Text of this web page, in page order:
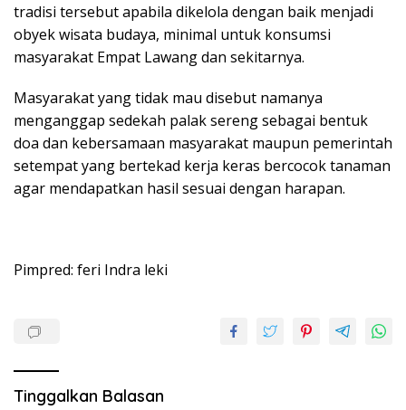
tradisi tersebut apabila dikelola dengan baik menjadi
obyek wisata budaya, minimal untuk konsumsi
masyarakat Empat Lawang dan sekitarnya.
Masyarakat yang tidak mau disebut namanya
menganggap sedekah palak sereng sebagai bentuk
doa dan kebersamaan masyarakat maupun pemerintah
setempat yang bertekad kerja keras bercocok tanaman
agar mendapatkan hasil sesuai dengan harapan.
Pimpred: feri Indra leki
Tinggalkan Balasan